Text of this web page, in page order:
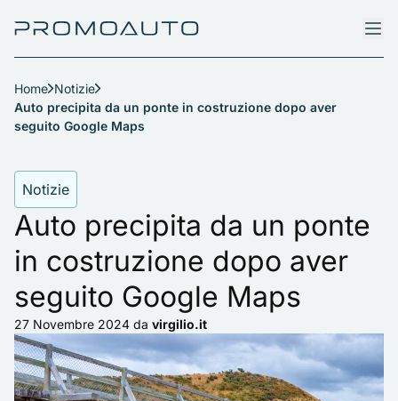
Home Notizie
Auto precipita da un ponte in costruzione dopo aver
seguito Google Maps
Notizie
Auto precipita da un ponte
in costruzione dopo aver
seguito Google Maps
27 Novembre 2024 da virgilio.it